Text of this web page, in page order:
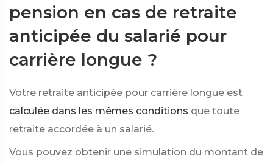
pension en cas de retraite
anticipée du salarié pour
carrière longue ?
Votre retraite anticipée pour carrière longue est
calculée dans les mêmes conditions que toute
retraite accordée à un salarié.
Vous pouvez obtenir une simulation du montant de